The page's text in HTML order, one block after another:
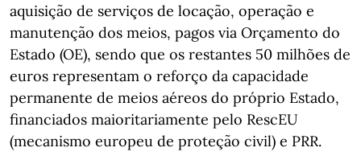
aquisição de serviços de locação, operação e
manutenção dos meios, pagos via Orçamento do
Estado (OE), sendo que os restantes 50 milhões de
euros representam o reforço da capacidade
permanente de meios aéreos do próprio Estado,
financiados maioritariamente pelo RescEU
(mecanismo europeu de proteção civil) e PRR.